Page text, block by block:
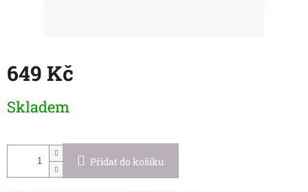
649 Kč
cena:
Skladem
Přidat do košíku